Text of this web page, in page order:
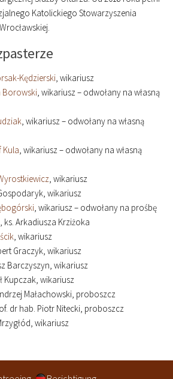
Katolickiego Stowarzyszenia
Kędzierski, wikariusz
Borowski, wikariusz – odwołany na własną
, wikariusz – odwołany na własną
Kula, wikariusz – odwołany na własną
, wikariusz
wikariusz
, wikariusz – odwołany na prośbę
Arkadiusza Krziżoka
, wikariusz
Graczyk, wikariusz
Barczyszyn, wikariusz
Kupczak, wikariusz
Małachowski, proboszcz
dr hab. Piotr Nitecki, proboszcz
wikariusz